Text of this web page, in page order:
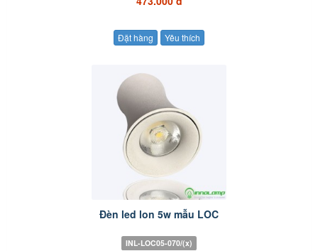
Đặt hàng Yêu thích
Đèn led lon 5w mẫu LOC
INL-LOC05-070/(x)